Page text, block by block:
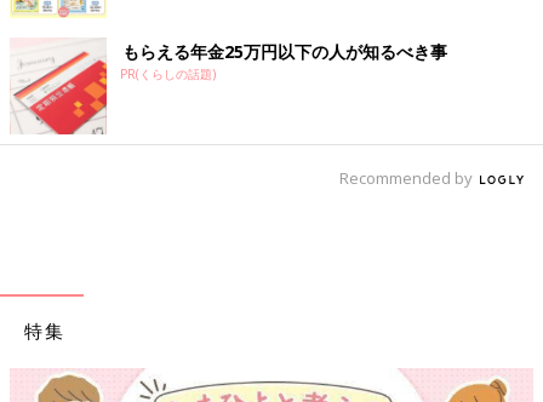
もらえる年金25万円以下の人が知るべき事
PR(くらしの話題)
Recommended by
特集